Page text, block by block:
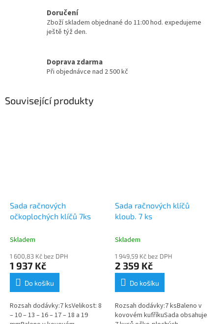
Doručení
Zboží skladem objednané do 11:00 hod. expedujeme
ještě týž den.
Doprava zdarma
Při objednávce nad 2 500 kč
Související produkty
Sada račnových
očkoplochých klíčů 7ks
Skladem
1 600,83 Kč bez DPH
1 937 Kč
Do košíku
Rozsah dodávky:7 ksVelikost: 8
– 10 – 13 – 16 – 17 – 18 a 19
Sada račnových klíčů
kloub. 7 ks
Skladem
1 949,59 Kč bez DPH
2 359 Kč
Do košíku
Rozsah dodávky:7 ksBaleno v
kovovém kufříkuSada obsahuje